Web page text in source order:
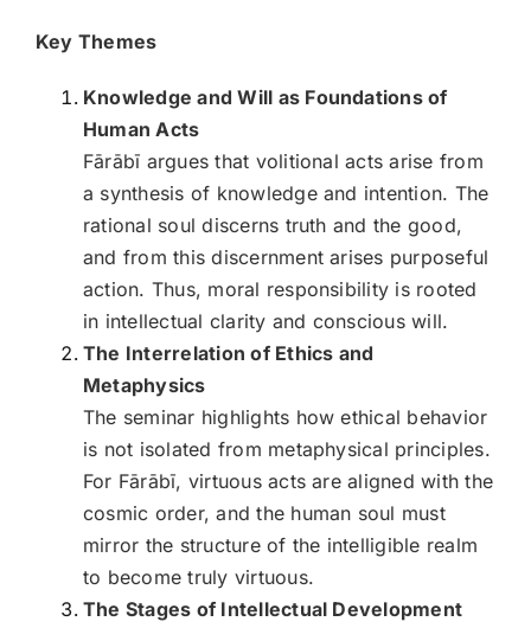
Key Themes
Knowledge and Will as Foundations of
Human Acts
Fārābī argues that volitional acts arise from
a synthesis of knowledge and intention. The
rational soul discerns truth and the good,
and from this discernment arises purposeful
action. Thus, moral responsibility is rooted
in intellectual clarity and conscious will.
The Interrelation of Ethics and
Metaphysics
The seminar highlights how ethical behavior
is not isolated from metaphysical principles.
For Fārābī, virtuous acts are aligned with the
cosmic order, and the human soul must
mirror the structure of the intelligible realm
to become truly virtuous.
The Stages of Intellectual Development